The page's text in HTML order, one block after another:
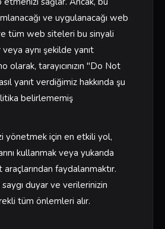
ve uygulanacağı web
tüm web siteleri bu sinyali
aynı şekilde yanıt
olarak, tarayıcınızın "Do Not
yanıt verdiğimiz hakkında şu
belirlememiş
yönetmek için en etkili yol,
kullanmak veya yukarıda
faydalanmaktır.
duyar ve verilerinizin
tüm önlemleri alır.